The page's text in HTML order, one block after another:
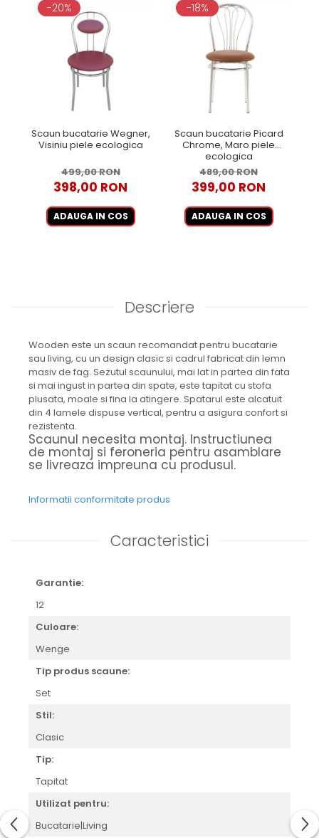
-20%
Scaun bucatarie Wegner,
Visiniu piele ecologica
499,00 RON
398,00 RON
ADAUGA IN COS
-18%
Scaun bucatarie Picard
Chrome, Maro piele
ecologica
489,00 RON
399,00 RON
ADAUGA IN COS
Descriere
Wooden este un scaun recomandat pentru bucatarie
sau living, cu un design clasic si cadrul fabricat din lemn
masiv de fag. Sezutul scaunului, mai lat in partea din fata
si mai ingust in partea din spate, este tapitat cu stofa
plusata, moale si fina la atingere. Spatarul este alcatuit
din 4 lamele dispuse vertical, pentru a asigura confort si
rezistenta.
Scaunul necesita montaj. Instructiunea
de montaj si feroneria pentru asamblare
se livreaza impreuna cu produsul.
Informatii conformitate produs
Caracteristici
Garantie:
12
Culoare:
Wenge
Tip produs scaune:
Set
Stil:
Clasic
Tip:
Tapitat
Utilizat pentru:
Bucatarie|Living